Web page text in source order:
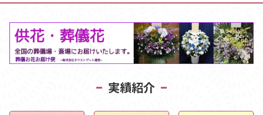
実績紹介